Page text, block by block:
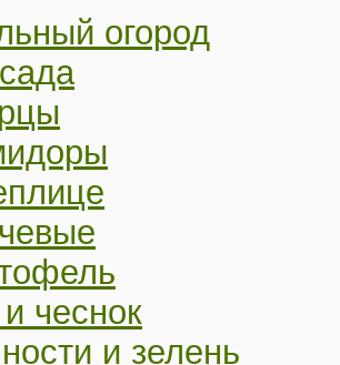
огород
чеснок
и зелень